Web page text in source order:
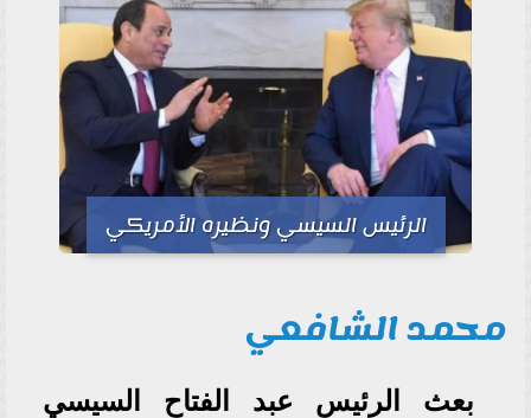
الرئيس السيسي ونظيره الأمريكي
محمد الشافعي
بعث الرئيس عبد الفتاح السيسي